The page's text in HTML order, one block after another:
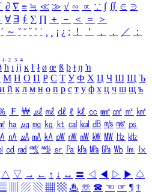
∂ ∇ ≡ ≒ ≪ ≫ √ ∽ ∝ ∵ ∫ ∬ ∈ ∋
∀ ∃ ∮ ∑ ∏ ＋ － ＜ ＝
＞
´ ～ ˇ ˘ ˝ ˚ ˙ ¸ ¡ ¿ ː ！ ＇ ， ． ／
：
₁ ₂ ₃ ₄
ħ ı ĳ ĸ ŀ ł ø œ ß þ ŧ ŋ ŉ
М Н О П Р С Т У Ф Х Ц Ч Ш Щ Ъ
и й к л м н о п р с т у ф х ц ч ш щ ъ
Ｆ ￦ ㎕ ㎖ ㎗ ℓ ㎘ ㏄ ㎣ ㎤ ㎥ ㎦
㏊ ㎍ ㎎ ㎏ ㏏ ㎈ ㎉ ㏈ ㎧ ㎨ ㎰
㎁ ㎂ ㎃ ㎄ ㎺ ㎻ ㎽ ㎾ ㎿ ㎐ ㎑
㏅ ㎭ ㎮ ㎯ ㏛ ㎩ ㎪ ㎫ ㎬ ㏝ ㏐
㏓
△ ▽ → ← ↑ ↓ ↔ 〓 ◁ ◀ ▷ ▶ ♤
▨ ▧ ▦ ▩ ♨ ☏ ☎ ☜ ☞ ¶ †